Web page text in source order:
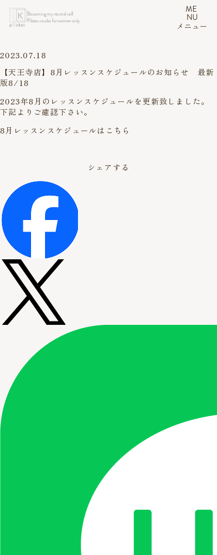
Becoming my neutral self.
Pilates studio for women only.
ME
NU
メニュー
2023.07.18
【天王寺店】8月レッスンスケジュールのお知らせ 最新
版8/18
2023年8月のレッスンスケジュールを更新致しました。
下記よりご確認下さい。
8月レッスンスケジュールはこちら
シェアする